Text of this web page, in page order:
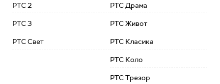
РТС 2
РТС 3
РТС Свет
РТС Драма
РТС Живот
РТС Класика
РТС Коло
РТС Трезор